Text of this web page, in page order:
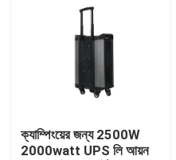
সোলার জেনারেটর স্টেশন
পোর্টেবল পাওয়ার স্টেশন জেনারেটর
সোলার প্যানেল জেনারেটর
ক্যাম্পিংয়ের জন্য 2500W
2000watt UPS লি আয়ন